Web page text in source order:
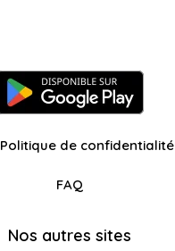
Politique de confidentialité
FAQ
Nos autres sites